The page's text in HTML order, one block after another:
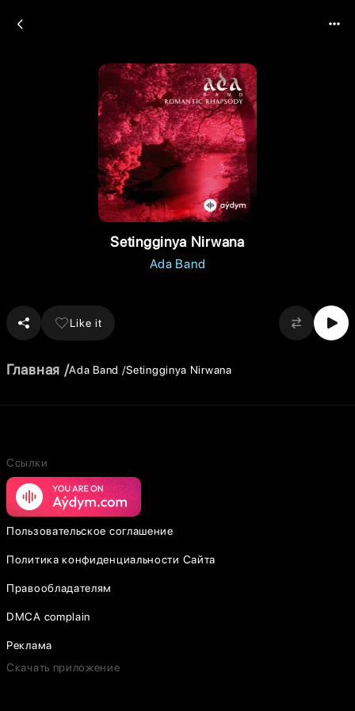
Setingginya Nirwana
Ada Band
Like it
Главная Ada Band Setingginya Nirwana
Ссылки
Пользовательское соглашение
Политика конфиденциальности Сайта
Правообладателям
DMCA complain
Реклама
Скачать приложение